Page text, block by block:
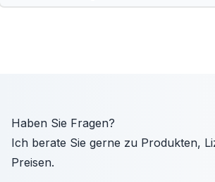
Haben Sie Fragen?
Ich berate Sie gerne zu Produkten,
Preisen.